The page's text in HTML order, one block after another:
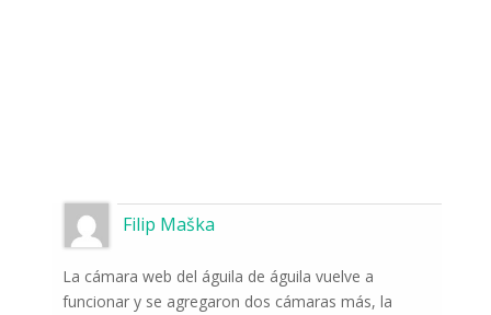
Filip Maška
La cámara web del águila de águila vuelve a
funcionar y se agregaron dos cámaras más, la